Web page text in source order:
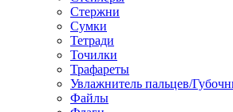
Стержни
Сумки
Тетради
Точилки
Трафареты
Увлажнитель пальцев/
Файлы